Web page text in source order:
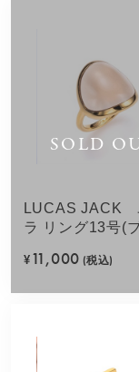
SOLD
LUCAS JACK
ラ リング13号(
¥ 11,000 (税込)